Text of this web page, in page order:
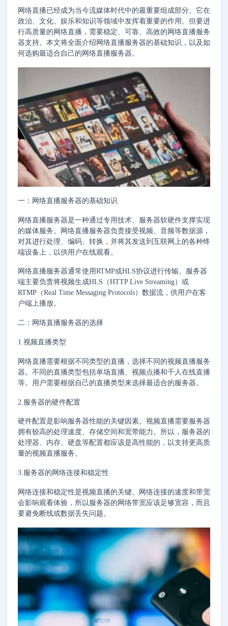
网络直播已经成为当今流媒体时代中的最重要组成部分。它在
政治、文化、娱乐和知识等领域中发挥着重要的作用。但要进
行高质量的网络直播，需要稳定、可靠、高效的网络直播服务
器支持。本文将全面介绍网络直播服务器的基础知识，以及如
何选购最适合自己的网络直播服务器。
一：网络直播服务器的基础知识
网络直播服务器是一种通过专用技术、服务器软硬件支撑实现
的媒体服务。网络直播服务器负责接受视频、音频等数据源，
对其进行处理、编码、转换，并将其发送到互联网上的各种终
端设备上，以供用户在线观看。
网络直播服务器通常使用RTMP或HLS协议进行传输。服务器
端主要负责将视频生成HLS（HTTP Live Streaming）或
RTMP（Real Time Messaging Protocols）数据流，供用户在客
户端上播放。
二：网络直播服务器的选择
1.视频直播类型
网络直播需要根据不同类型的直播，选择不同的视频直播服务
器。不同的直播类型包括单场直播、视频点播和千人在线直播
等。用户需要根据自己的直播类型来选择最适合的服务器。
2.服务器的硬件配置
硬件配置是影响服务器性能的关键因素。视频直播需要服务器
拥有较高的处理速度、存储空间和宽带能力。所以，服务器的
处理器、内存、硬盘等配置都应该是高性能的，以支持更高质
量的视频直播服务。
3.服务器的网络连接和稳定性
网络连接和稳定性是视频直播的关键。网络连接的速度和带宽
会影响观看体验，所以服务器的网络带宽应该足够宽容，而且
要避免断线或数据丢失问题。